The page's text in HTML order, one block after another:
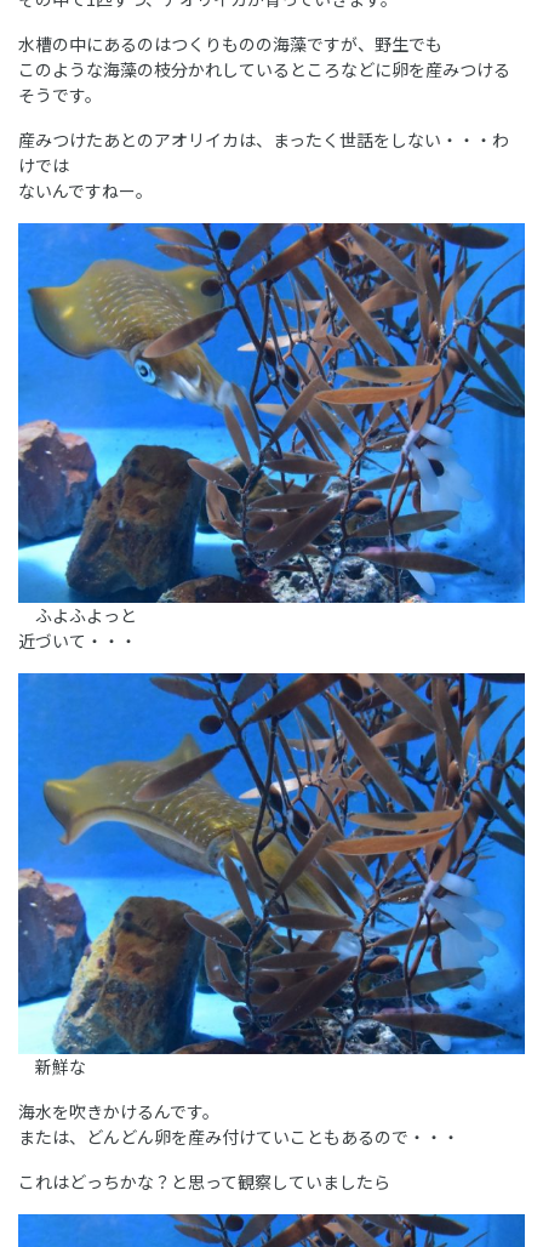
水槽の中にあるのはつくりものの海藻ですが、野生でも
このような海藻の枝分かれしているところなどに卵を産みつける
そうです。
産みつけたあとのアオリイカは、まったく世話をしない・・・わ
けでは
ないんですねー。
ふよふよっと
近づいて・・・
新鮮な
海水を吹きかけるんです。
または、どんどん卵を産み付けていこともあるので・・・
これはどっちかな？と思って観察していましたら